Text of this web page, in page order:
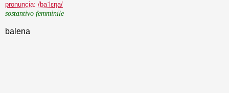
pronuncia: /baˈlɛŋa/
sostantivo femminile
balena